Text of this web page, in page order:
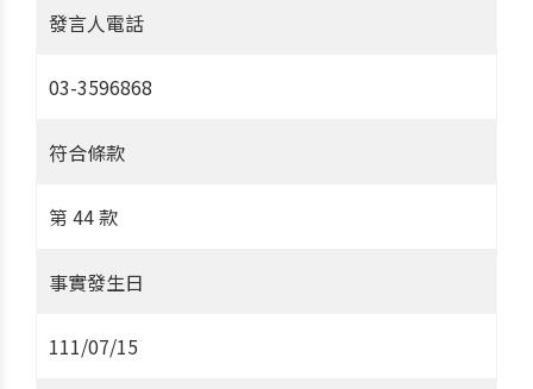
發言人電話
03-3596868
符合條款
第 44 款
事實發生日
111/07/15